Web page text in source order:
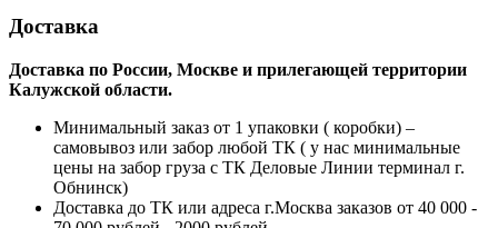
Доставка
Доставка по России, Москве и прилегающей территории
Калужской области.
Минимальный заказ от 1 упаковки ( коробки) –
самовывоз или забор любой ТК ( у нас минимальные
цены на забор груза с ТК Деловые Линии терминал г.
Обнинск)
Доставка до ТК или адреса г.Москва заказов от 40 000 -